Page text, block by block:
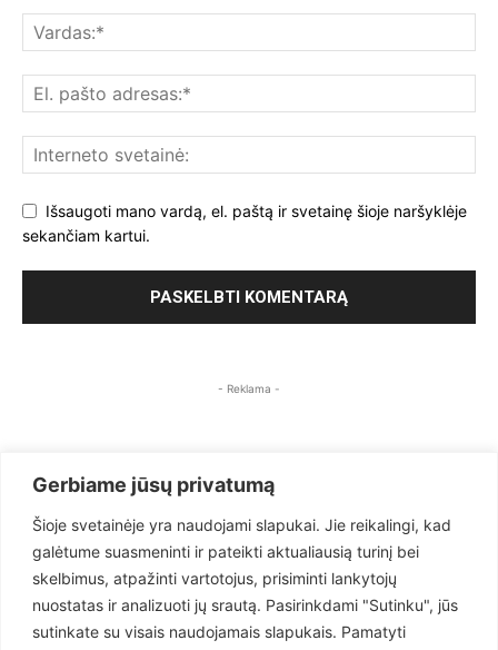
Gerbiame jūsų privatumą
Šioje svetainėje yra naudojami slapukai. Jie reikalingi, kad
galėtume suasmeninti ir pateikti aktualiausią turinį bei
skelbimus, atpažinti vartotojus, prisiminti lankytojų
nuostatas ir analizuoti jų srautą. Pasirinkdami "Sutinku", jūs
sutinkate su visais naudojamais slapukais. Pamatyti
Išsaugoti mano vardą, el. paštą ir svetainę šioje naršyklėje
sekančiam kartui.
- Reklama -